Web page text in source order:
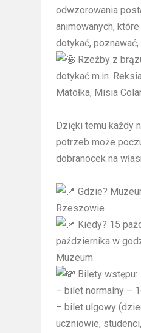
odwzorowania
animowanych,
dotykać,
Rzeźby z
dotykać m.in.
Matołka, Misia
Dzięki temu każdy
potrzeb może
dobranocek na
Gdzie?
Rzeszowie
Kiedy? 15
października w
Muzeum
Bilety wstępu:
– bilet normalny –
– bilet ulgowy
uczniowie,